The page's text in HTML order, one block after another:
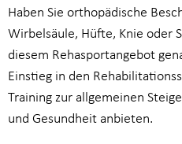
Haben Sie orthopädische
Wirbelsäule, Hüfte, Knie oder
diesem Rehasportangebot
Einstieg in den
Training zur allgemeinen
und Gesundheit anbieten.